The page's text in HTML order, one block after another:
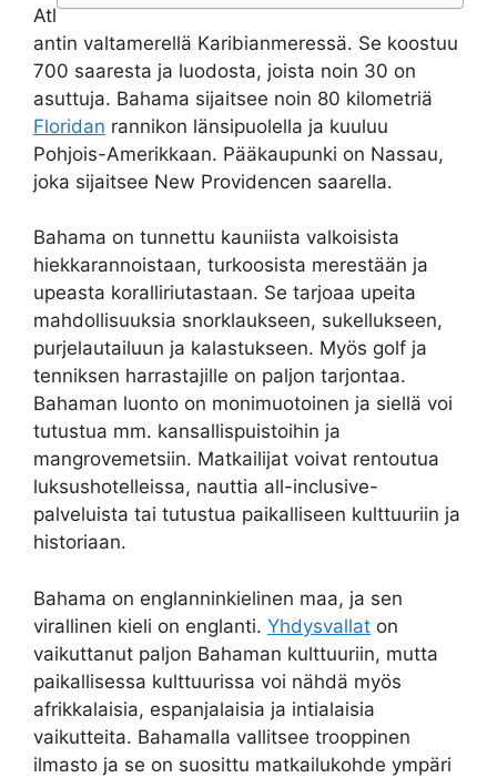
Atl
antin valtamerellä Karibianmeressä. Se koostuu
700 saaresta ja luodosta, joista noin 30 on
asuttuja. Bahama sijaitsee noin 80 kilometriä
Floridan rannikon länsipuolella ja kuuluu
Pohjois-Amerikkaan. Pääkaupunki on Nassau,
joka sijaitsee New Providencen saarella.
Bahama on tunnettu kauniista valkoisista
hiekkarannoistaan, turkoosista merestään ja
upeasta koralliriutastaan. Se tarjoaa upeita
mahdollisuuksia snorklaukseen, sukellukseen,
purjelautailuun ja kalastukseen. Myös golf ja
tenniksen harrastajille on paljon tarjontaa.
Bahaman luonto on monimuotoinen ja siellä voi
tutustua mm. kansallispuistoihin ja
mangrovemetsiin. Matkailijat voivat rentoutua
luksushotelleissa, nauttia all-inclusive-
palveluista tai tutustua paikalliseen kulttuuriin ja
historiaan.
Bahama on englanninkielinen maa, ja sen
virallinen kieli on englanti. Yhdysvallat on
vaikuttanut paljon Bahaman kulttuuriin, mutta
paikallisessa kulttuurissa voi nähdä myös
afrikkalaisia, espanjalaisia ja intialaisia
vaikutteita. Bahamalla vallitsee trooppinen
ilmasto ja se on suosittu matkailukohde ympäri